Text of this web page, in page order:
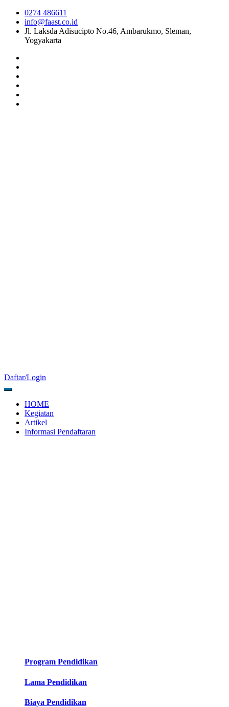
0274 486611
info@faast.co.id
Jl. Laksda Adisucipto No.46, Ambarukmo, Sleman,
Yogyakarta
Daftar/Login
HOME
Kegiatan
Artikel
Informasi Pendaftaran
Program Pendidikan
Lama Pendidikan
Biaya Pendidikan